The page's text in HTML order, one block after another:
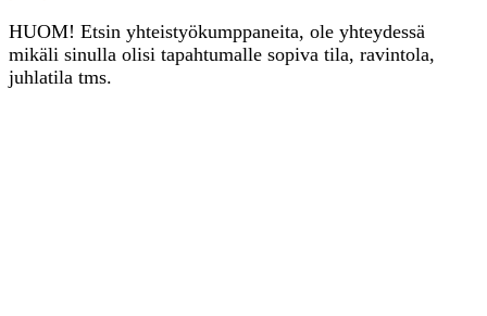
HUOM! Etsin yhteistyökumppaneita, ole yhteydessä
mikäli sinulla olisi tapahtumalle sopiva tila, ravintola,
juhlatila tms.